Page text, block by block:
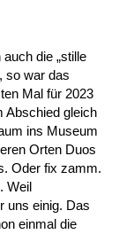
die „stille
so war das
Mal für 2023
Abschied gleich
ins Museum
Orten Duos
Oder fix zamm.
Weil
uns einig. Das
einmal die